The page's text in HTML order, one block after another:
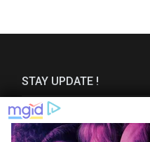
STAY UPDATE !